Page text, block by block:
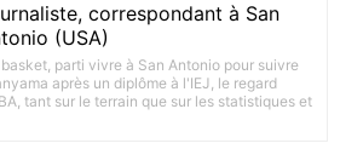
correspondant à San
(USA)
parti vivre à San Antonio pour suivre
après un diplôme à l'IEJ, le regard
tant sur le terrain que sur les statistiques et